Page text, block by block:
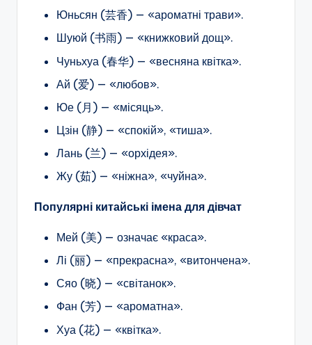
Юньсян (芸香) — «ароматні трави».
Шуюй (书雨) — «книжковий дощ».
Чуньхуа (春华) — «весняна квітка».
Ай (爱) — «любов».
Юе (月) — «місяць».
Цзін (静) — «спокій», «тиша».
Лань (兰) — «орхідея».
Жу (茹) — «ніжна», «чуйна».
Популярні китайські імена для дівчат
Мей (美) — означає «краса».
Лі (丽) — «прекрасна», «витончена».
Сяо (晓) — «світанок».
Фан (芳) — «ароматна».
Хуа (花) — «квітка».